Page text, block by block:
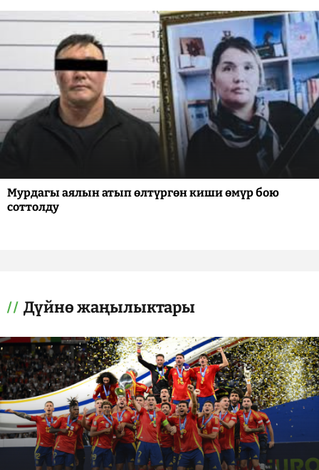
Мурдагы аялын атып өлтүргөн киши өмүр бою
соттолду
Дүйнө жаңылыктары